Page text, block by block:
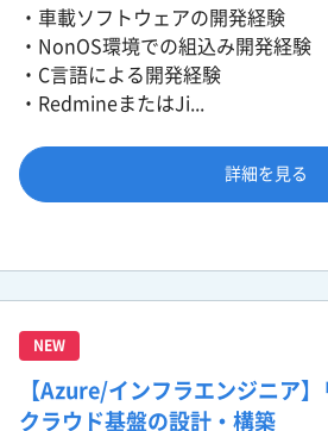
・車載ソフトウェアの開発経験
・NonOS環境での組込み開発経験
・C言語による開発経験
・RedmineまたはJi...
詳細を見る
NEW
【Azure/インフラエンジニア
クラウド基盤の設計・構築